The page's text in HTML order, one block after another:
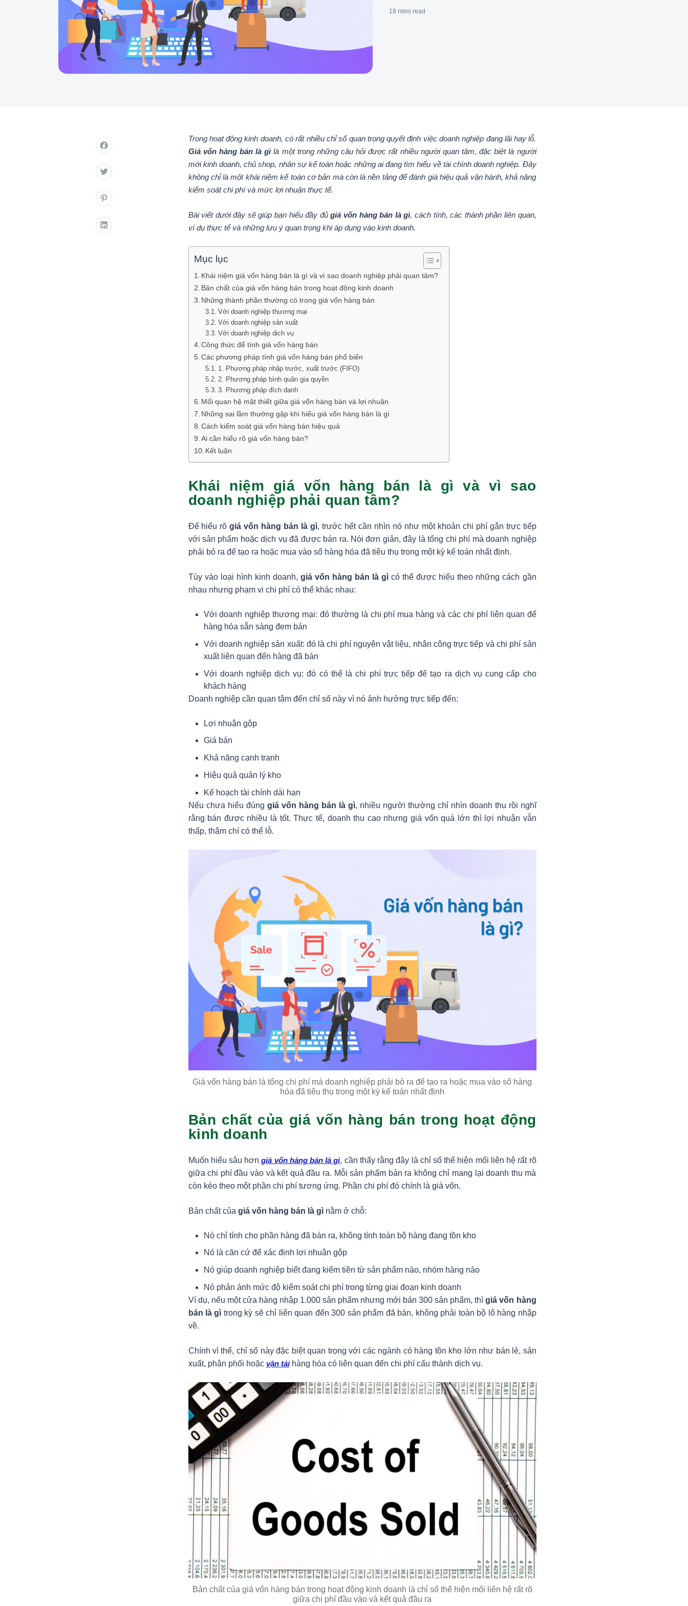
18 mins read
Trong hoạt động kinh doanh, có rất nhiều chỉ số quan trọng quyết định việc doanh nghiệp đang lãi hay lỗ.
Giá vốn hàng bán là gì là một trong những câu hỏi được rất nhiều người quan tâm, đặc biệt là người
mới kinh doanh, chủ shop, nhân sự kế toán hoặc những ai đang tìm hiểu về tài chính doanh nghiệp. Đây
không chỉ là một khái niệm kế toán cơ bản mà còn là nền tảng để đánh giá hiệu quả vận hành, khả năng
kiểm soát chi phí và mức lợi nhuận thực tế.
Bài viết dưới đây sẽ giúp bạn hiểu đầy đủgiá vốn hàng bán là gì, cách tính, các thành phần liên quan,
ví dụ thực tế và những lưu ý quan trọng khi áp dụng vào kinh doanh.
Mục lục
Khái niệm giá vốn hàng bán là gì và vì sao doanh nghiệp phải quan tâm?
Bản chất của giá vốn hàng bán trong hoạt động kinh doanh
Những thành phần thường có trong giá vốn hàng bán
Với doanh nghiệp thương mại
Với doanh nghiệp sản xuất
Với doanh nghiệp dịch vụ
Công thức để tính giá vốn hàng bán
Các phương pháp tính giá vốn hàng bán phổ biến
1. Phương pháp nhập trước, xuất trước (FIFO)
2. Phương pháp bình quân gia quyền
3. Phương pháp đích danh
Mối quan hệ mật thiết giữa giá vốn hàng bán và lợi nhuận
Những sai lầm thường gặp khi hiểu giá vốn hàng bán là gì
Cách kiểm soát giá vốn hàng bán hiệu quả
Ai cần hiểu rõ giá vốn hàng bán?
Kết luận
Khái niệm giá vốn hàng bán là gì và vì sao
doanh nghiệp phải quan tâm?
Để hiểu rõgiá vốn hàng bán là gì, trước hết cần nhìn nó như một khoản chi phí gắn trực tiếp
với sản phẩm hoặc dịch vụ đã được bán ra. Nói đơn giản, đây là tổng chi phí mà doanh nghiệp
phải bỏ ra để tạo ra hoặc mua vào số hàng hóa đã tiêu thụ trong một kỳ kế toán nhất định.
Tùy vào loại hình kinh doanh, giá vốn hàng bán là gì có thể được hiểu theo những cách gần
nhau nhưng phạm vi chi phí có thể khác nhau:
Với doanh nghiệp thương mại: đó thường là chi phí mua hàng và các chi phí liên quan để
hàng hóa sẵn sàng đem bán
Với doanh nghiệp sản xuất: đó là chi phí nguyên vật liệu, nhân công trực tiếp và chi phí sản
xuất liên quan đến hàng đã bán
Với doanh nghiệp dịch vụ: đó có thể là chi phí trực tiếp để tạo ra dịch vụ cung cấp cho
khách hàng
Doanh nghiệp cần quan tâm đến chỉ số này vì nó ảnh hưởng trực tiếp đến:
Lợi nhuận gộp
Giá bán
Khả năng cạnh tranh
Hiệu quả quản lý kho
Kế hoạch tài chính dài hạn
Nếu chưa hiểu đúng giá vốn hàng bán là gì, nhiều người thường chỉ nhìn doanh thu rồi nghĩ
rằng bán được nhiều là tốt. Thực tế, doanh thu cao nhưng giá vốn quá lớn thì lợi nhuận vẫn
thấp, thậm chí có thể lỗ.
Giá vốn hàng bán là tổng chi phí mà doanh nghiệp phải bỏ ra để tạo ra hoặc mua vào số hàng
hóa đã tiêu thụ trong một kỳ kế toán nhất định
Bản chất của giá vốn hàng bán trong hoạt động
kinh doanh
Muốn hiểu sâu hơngiá vốn hàng bán là gì, cần thấy rằng đây là chỉ số thể hiện mối liên hệ rất rõ
giữa chi phí đầu vào và kết quả đầu ra. Mỗi sản phẩm bán ra không chỉ mang lại doanh thu mà
còn kéo theo một phần chi phí tương ứng. Phần chi phí đó chính là giá vốn.
Bản chất của giá vốn hàng bán là gìnằm ở chỗ:
Nó chỉ tính cho phần hàng đã bán ra, không tính toàn bộ hàng đang tồn kho
Nó là căn cứ để xác định lợi nhuận gộp
Nó giúp doanh nghiệp biết đang kiếm tiền từ sản phẩm nào, nhóm hàng nào
Nó phản ánh mức độ kiểm soát chi phí trong từng giai đoạn kinh doanh
Ví dụ, nếu một cửa hàng nhập 1.000 sản phẩm nhưng mới bán 300 sản phẩm, thìgiá vốn hàng
bán là gì trong kỳ sẽ chỉ liên quan đến 300 sản phẩm đã bán, không phải toàn bộ lô hàng nhập
về.
Chính vì thế, chỉ số này đặc biệt quan trọng với các ngành có hàng tồn kho lớn như bán lẻ, sản
xuất, phân phối hoặc vận tảihàng hóa có liên quan đến chi phí cấu thành dịch vụ.
Bản chất của giá vốn hàng bán trong hoạt động kinh doanh là chỉ số thể hiện mối liên hệ rất rõ
giữa chi phí đầu vào và kết quả đầu ra